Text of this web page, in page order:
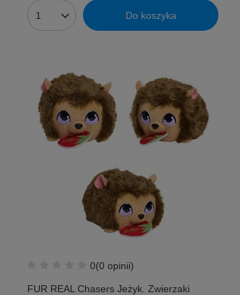
Do koszyka
0(0 opinii)
FUR REAL Chasers Jeżyk. Zwierzaki